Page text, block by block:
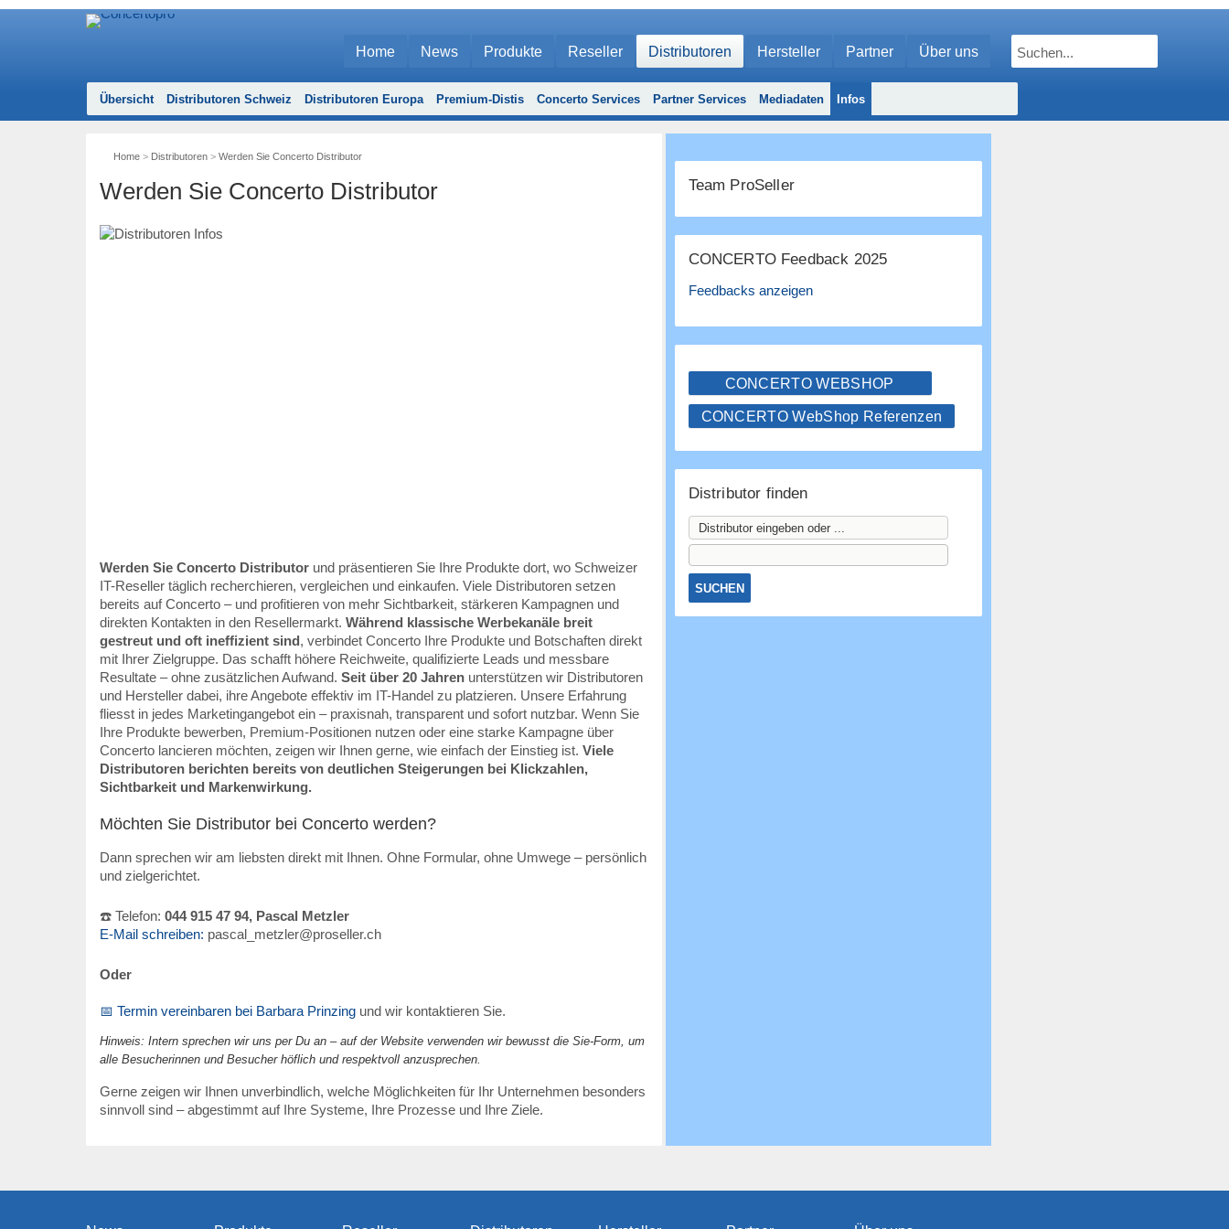
Home News Produkte Reseller Distributoren Hersteller Partner Über uns
Übersicht Distributoren Schweiz Distributoren Europa Premium-Distis Concerto Services Partner Services Mediadaten Infos
Home> Distributoren> Werden Sie Concerto Distributor
Werden Sie Concerto Distributor
Werden Sie Concerto Distributorund präsentieren Sie Ihre Produkte dort, wo Schweizer
IT-Reseller täglich recherchieren, vergleichen und einkaufen. Viele Distributoren setzen
bereits auf Concerto – und profitieren von mehr Sichtbarkeit, stärkeren Kampagnen und
direkten Kontakten in den Resellermarkt. Während klassische Werbekanäle breit
gestreut und oft ineffizient sind, verbindet Concerto Ihre Produkte und Botschaften direkt
mit Ihrer Zielgruppe. Das schafft höhere Reichweite, qualifizierte Leads und messbare
Resultate – ohne zusätzlichen Aufwand. Seit über 20 Jahrenunterstützen wir Distributoren
und Hersteller dabei, ihre Angebote effektiv im IT-Handel zu platzieren. Unsere Erfahrung
fliesst in jedes Marketingangebot ein – praxisnah, transparent und sofort nutzbar. Wenn Sie
Ihre Produkte bewerben, Premium-Positionen nutzen oder eine starke Kampagne über
Concerto lancieren möchten, zeigen wir Ihnen gerne, wie einfach der Einstieg ist. Viele
Distributoren berichten bereits von deutlichen Steigerungen bei Klickzahlen,
Sichtbarkeit und Markenwirkung.
Möchten Sie Distributor bei Concerto werden?
Dann sprechen wir am liebsten direkt mit Ihnen. Ohne Formular, ohne Umwege – persönlich
und zielgerichtet.
☎️ Telefon: 044 915 47 94, Pascal Metzler
E-Mail schreiben: pascal_metzler@proseller.ch
Oder
📅 Termin vereinbaren bei Barbara Prinzingund wir kontaktieren Sie.
Hinweis: Intern sprechen wir uns per Du an – auf der Website verwenden wir bewusst die Sie-Form, um
alle Besucherinnen und Besucher höflich und respektvoll anzusprechen.
Gerne zeigen wir Ihnen unverbindlich, welche Möglichkeiten für Ihr Unternehmen besonders
sinnvoll sind – abgestimmt auf Ihre Systeme, Ihre Prozesse und Ihre Ziele.
Team ProSeller
CONCERTO Feedback 2025
Feedbacks anzeigen
CONCERTO WEBSHOP
CONCERTO WebShop Referenzen
Distributor finden